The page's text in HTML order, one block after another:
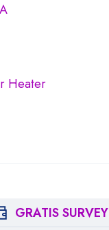
Heater
GRATIS SURVEY